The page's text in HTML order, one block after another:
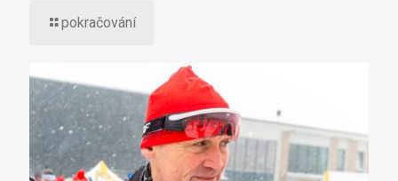
pokračování